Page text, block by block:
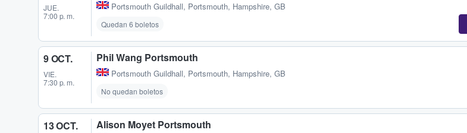
JUE.
7:00 p. m.
Portsmouth Guildhall, Portsmouth, Hampshire, GB
Quedan 6 boletos
9 OCT.
VIE.
7:30 p. m.
Phil Wang Portsmouth
Portsmouth Guildhall, Portsmouth, Hampshire, GB
No quedan boletos
13 OCT. Alison Moyet Portsmouth